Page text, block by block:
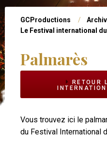
Vous
ici
GCProductions
Le Festival international
Navigation
Niv2
Palmarès
RETOUR
Vous trouvez ici le
du Festival International